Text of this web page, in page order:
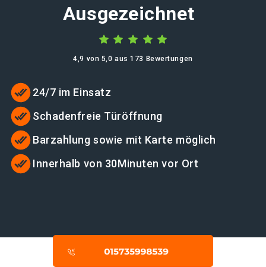
Ausgezeichnet
4,9 von 5,0 aus 173 Bewertungen
24/7 im Einsatz
Schadenfreie Türöffnung
Barzahlung sowie mit Karte möglich
Innerhalb von 30Minuten vor Ort